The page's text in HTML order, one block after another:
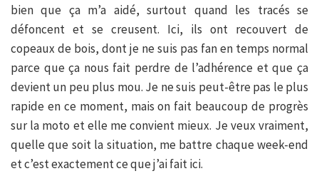
bien que ça m’a aidé, surtout quand les tracés se
défoncent et se creusent. Ici, ils ont recouvert de
copeaux de bois, dont je ne suis pas fan en temps normal
parce que ça nous fait perdre de l’adhérence et que ça
devient un peu plus mou. Je ne suis peut-être pas le plus
rapide en ce moment, mais on fait beaucoup de progrès
sur la moto et elle me convient mieux. Je veux vraiment,
quelle que soit la situation, me battre chaque week-end
et c’est exactement ce que j’ai fait ici.